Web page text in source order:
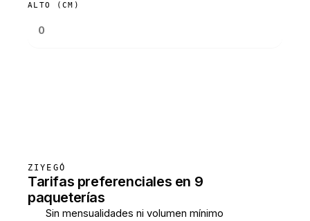
ALTO (CM)
ZIYEGÓ
Tarifas preferenciales en 9
paqueterías
Sin mensualidades ni volumen mínimo